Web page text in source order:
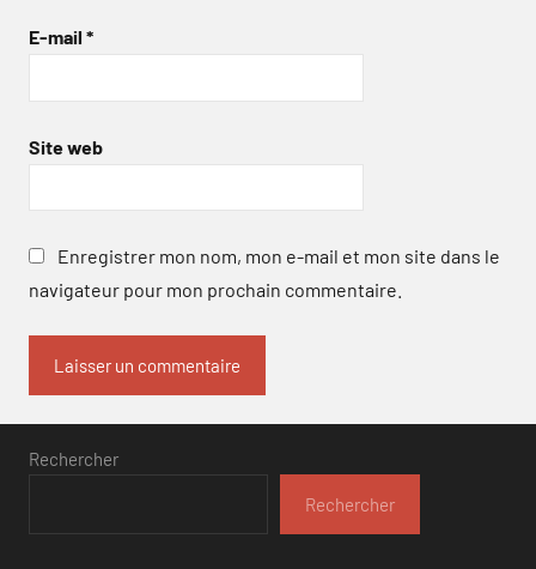
E-mail *
Site web
Enregistrer mon nom, mon e-mail et mon site dans le
navigateur pour mon prochain commentaire.
Rechercher
Rechercher